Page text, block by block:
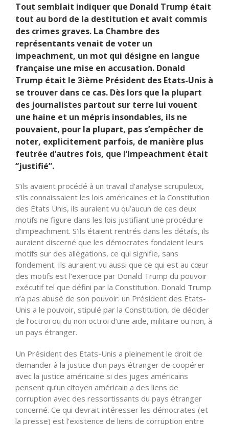
Tout semblait indiquer que Donald Trump était
tout au bord de la destitution et avait commis
des crimes graves. La Chambre des
représentants venait de voter un
impeachment, un mot qui désigne en langue
française une mise en accusation. Donald
Trump était le 3ième Président des Etats-Unis à
se trouver dans ce cas. Dès lors que la plupart
des journalistes partout sur terre lui vouent
une haine et un mépris insondables, ils ne
pouvaient, pour la plupart, pas s’empêcher de
noter, explicitement parfois, de manière plus
feutrée d’autres fois, que l’Impeachment était
“justifié”.
S’ils avaient procédé à un travail d’analyse scrupuleux,
s’ils connaissaient les lois américaines et la Constitution
des Etats Unis, ils auraient vu qu’aucun de ces deux
motifs ne figure dans les lois justifiant une procédure
d’impeachment. S’ils étaient rentrés dans les détails, ils
auraient discerné que les démocrates fondaient leurs
motifs sur des allégations, ce qui signifie, sans
fondement. Ils auraient vu aussi que ce qui est au cœur
des motifs est l’exercice par Donald Trump du pouvoir
exécutif tel que défini par la Constitution. Donald Trump
n’a pas abusé de son pouvoir: un Président des Etats-
Unis a le pouvoir, stipulé par la Constitution, de décider
de l’octroi ou du non octroi d’une aide, militaire ou non, à
un pays étranger.
Un Président des Etats-Unis a pleinement le droit de
demander à la justice d’un pays étranger de coopérer
avec la justice américaine si des juges américains
pensent qu’un citoyen américain a des liens de
corruption avec des ressortissants du pays étranger
concerné. Ce qui devrait intéresser les démocrates (et
la presse) est l’existence de liens de corruption entre